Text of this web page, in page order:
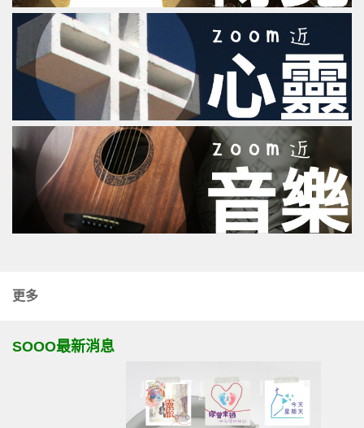
更多
SOOO最新消息